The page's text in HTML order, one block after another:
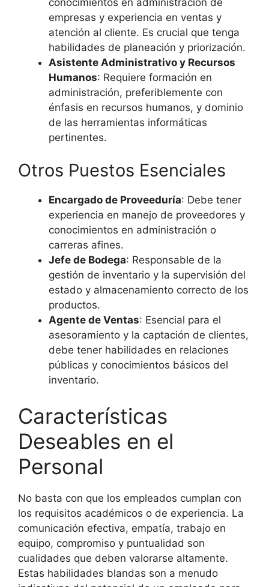
empresas y experiencia en ventas y
atención al cliente. Es crucial que tenga
habilidades de planeación y priorización.
Asistente Administrativo y Recursos
Humanos: Requiere formación en
administración, preferiblemente con
énfasis en recursos humanos, y dominio
de las herramientas informáticas
pertinentes.
Otros Puestos Esenciales
Encargado de Proveeduría: Debe tener
experiencia en manejo de proveedores y
conocimientos en administración o
carreras afines.
Jefe de Bodega: Responsable de la
gestión de inventario y la supervisión del
estado y almacenamiento correcto de los
productos.
Agente de Ventas: Esencial para el
asesoramiento y la captación de clientes,
debe tener habilidades en relaciones
públicas y conocimientos básicos del
inventario.
Características
Deseables en el
Personal
No basta con que los empleados cumplan con
los requisitos académicos o de experiencia. La
comunicación efectiva, empatía, trabajo en
equipo, compromiso y puntualidad son
cualidades que deben valorarse altamente.
Estas habilidades blandas son a menudo